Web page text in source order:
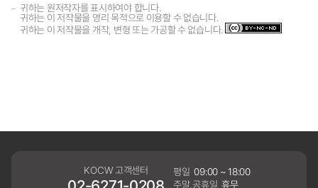
귀하는 원저작자를 표시하여야 합니다.
귀하는 이 저작물을 영리 목적으로 이용할 수 없습니다.
귀하는 이 저작물을 개작, 변형 또는 가공할 수 없습니다.
KOCW 고객센터 평일 09:00 ~ 18:00
주말,공휴일 휴무